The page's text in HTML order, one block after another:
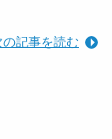
の記事を読む